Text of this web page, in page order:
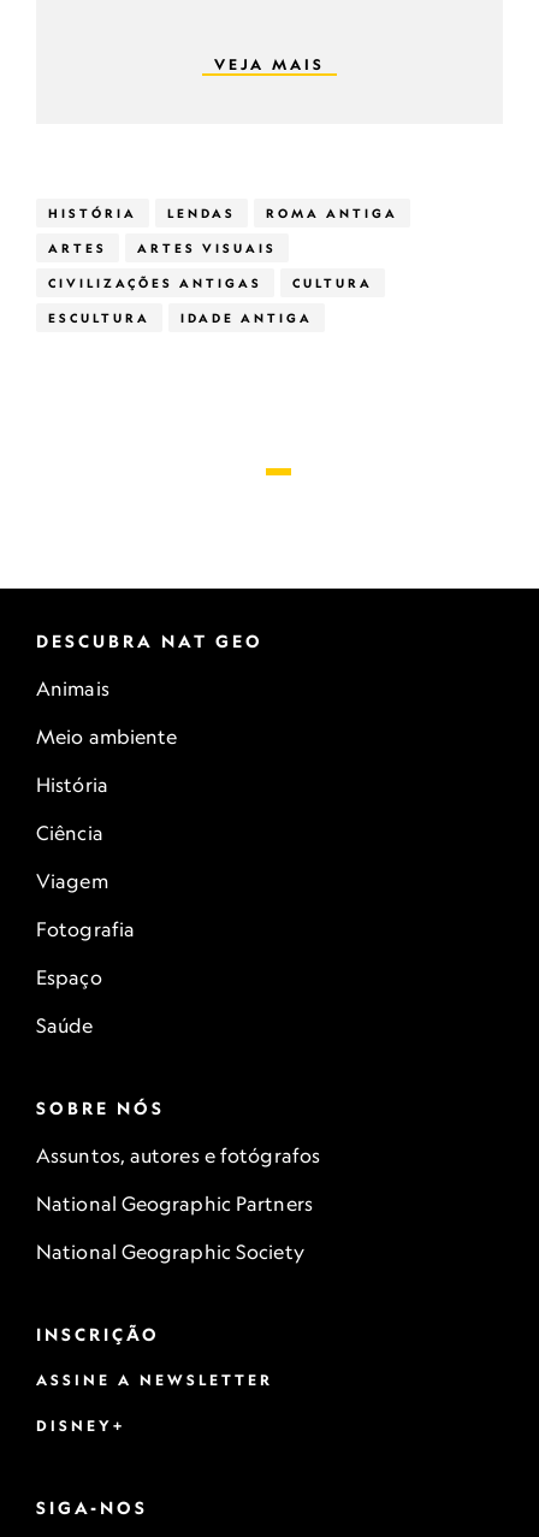
VEJA MAIS
HISTÓRIA LENDAS ROMA ANTIGA
ARTES ARTES VISUAIS
CIVILIZAÇÕES ANTIGAS CULTURA
ESCULTURA IDADE ANTIGA
DESCUBRA NAT GEO
Animais
Meio ambiente
História
Ciência
Viagem
Fotografia
Espaço
Saúde
SOBRE NÓS
Assuntos, autores e fotógrafos
National Geographic Partners
National Geographic Society
INSCRIÇÃO
ASSINE A NEWSLETTER
DISNEY+
SIGA-NOS